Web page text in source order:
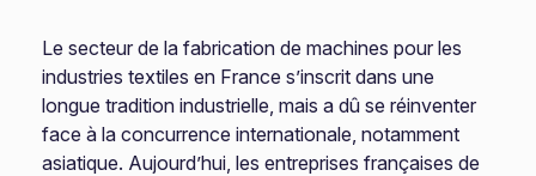
Le secteur de la fabrication de machines pour les
industries textiles en France s’inscrit dans une
longue tradition industrielle, mais a dû se réinventer
face à la concurrence internationale, notamment
asiatique. Aujourd’hui, les entreprises françaises de